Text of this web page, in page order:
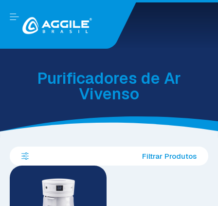
Purificadores de Ar
Vivenso
Filtrar Produtos